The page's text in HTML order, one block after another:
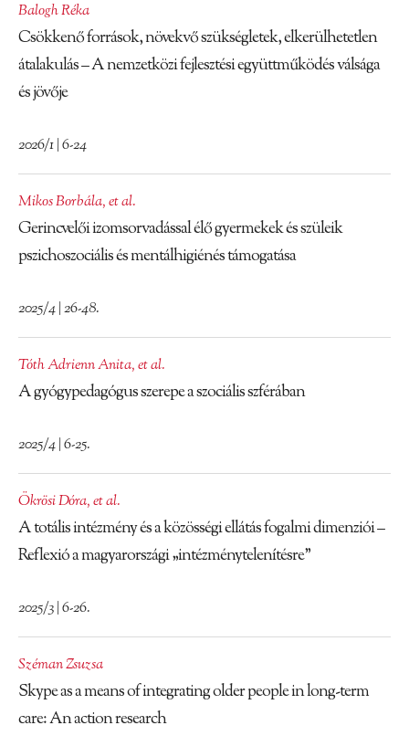
Balogh Réka
Csökkenő források, növekvő szükségletek, elkerülhetetlen
átalakulás – A nemzetközi fejlesztési együttműködés válsága
és jövője
2026/1 | 6-24
Mikos Borbála,et al.
Gerincvelői izomsorvadással élő gyermekek és szüleik
pszichoszociális és mentálhigiénés támogatása
2025/4 | 26-48.
Tóth Adrienn Anita,et al.
A gyógypedagógus szerepe a szociális szférában
2025/4 | 6-25.
Ökrösi Dóra,et al.
A totális intézmény és a közösségi ellátás fogalmi dimenziói –
Reflexió a magyarországi „intézménytelenítésre”
2025/3 | 6-26.
Széman Zsuzsa
Skype as a means of integrating older people in long-term
care: An action research